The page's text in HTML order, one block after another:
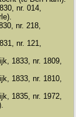
nr. 014,
nr. 218,
nr. 121,
1833, nr. 1809,
1833, nr. 1810,
1835, nr. 1972,